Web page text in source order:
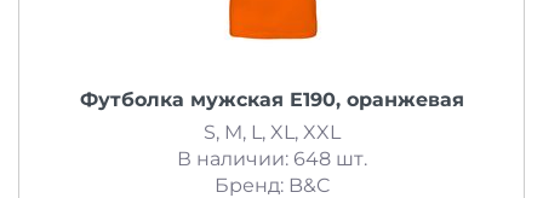
Футболка мужская E190, оранжевая
S, M, L, XL, XXL
В наличии: 648 шт.
Бренд: B&C